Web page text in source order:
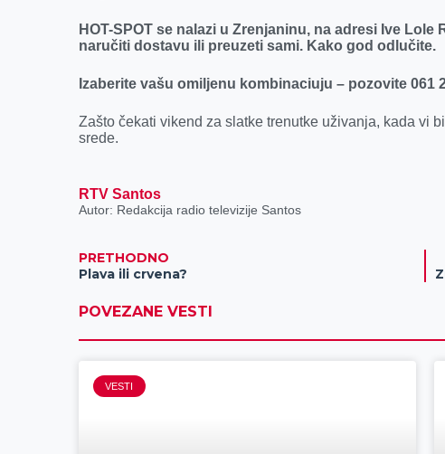
HOT-SPOT se nalazi u Zrenjaninu, na adresi Ive Lole
naručiti dostavu ili preuzeti sami. Kako god odlučite.
Izaberite vašu omiljenu kombinaciuju – pozovite 061
Zašto čekati vikend za slatke trenutke uživanja, kada vi
srede.
RTV Santos
Autor: Redakcija radio televizije Santos
PRETHODNO
Plava ili crvena?
POVEZANE VESTI
VESTI